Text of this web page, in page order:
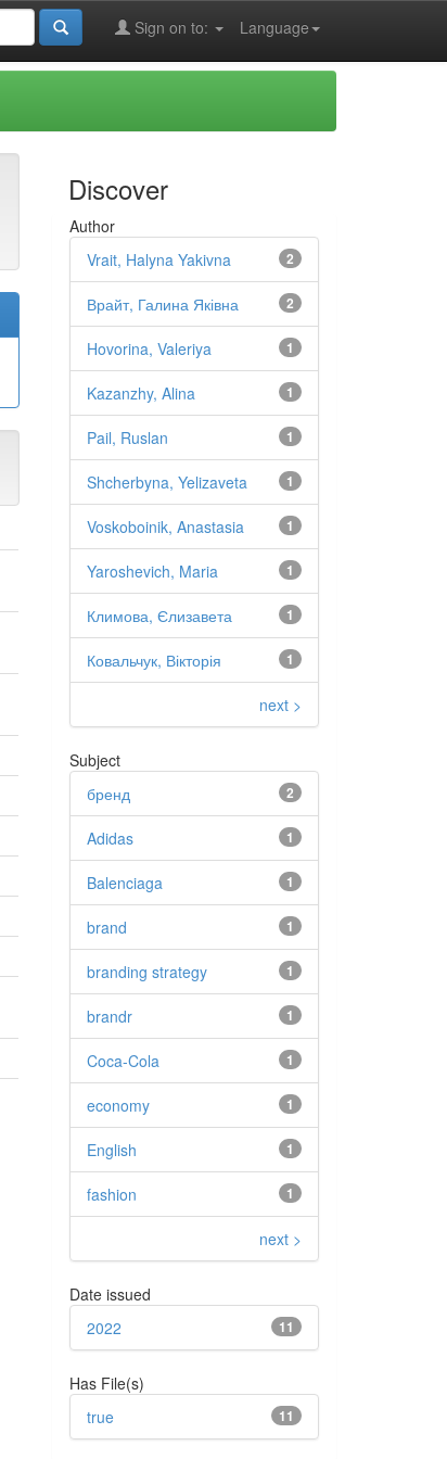
Language
Sign on to:
Discover
Author
2
Vrait, Halyna Yakivna
2
Врайт, Галина Яківна
1
Hovorina, Valeriya
1
Kazanzhy, Alina
1
Pail, Ruslan
1
Shcherbyna, Yelizaveta
1
Voskoboinik, Anastasia
1
Yaroshevich, Maria
1
Климова, Єлизавета
1
Ковальчук, Вікторія
next >
Subject
2
бренд
1
Adidas
1
Balenciaga
1
brand
1
branding strategy
1
brandr
1
Coca-Cola
1
economy
1
English
1
fashion
next >
Date issued
11
2022
Has File(s)
11
true